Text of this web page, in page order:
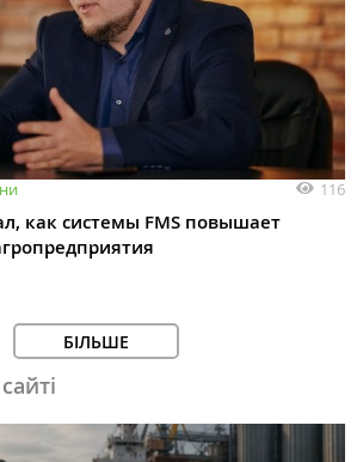
116
как системы FMS повышает
БІЛЬШЕ